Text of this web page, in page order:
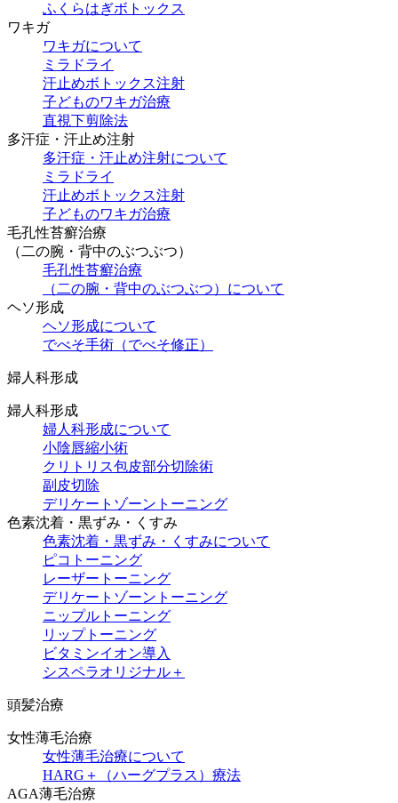
ふくらはぎボトックス
ワキガ
ワキガについて
ミラドライ
汗止めボトックス注射
子どものワキガ治療
直視下剪除法
多汗症・汗止め注射
多汗症・汗止め注射について
ミラドライ
汗止めボトックス注射
子どものワキガ治療
⽑孔性苔癬治療
（⼆の腕・背中のぶつぶつ）
⽑孔性苔癬治療
（⼆の腕・背中のぶつぶつ）について
ヘソ形成
ヘソ形成について
でべそ手術（でべそ修正）
婦人科形成
婦人科形成
婦人科形成について
小陰唇縮小術
クリトリス包皮部分切除術
副皮切除
デリケートゾーントーニング
色素沈着・黒ずみ・くすみ
色素沈着・黒ずみ・くすみについて
ピコトーニング
レーザートーニング
デリケートゾーントーニング
ニップルトーニング
リップトーニング
ビタミンイオン導入
シスペラオリジナル＋
頭髪治療
女性薄毛治療
女性薄毛治療について
HARG＋（ハーグプラス）療法
AGA薄毛治療